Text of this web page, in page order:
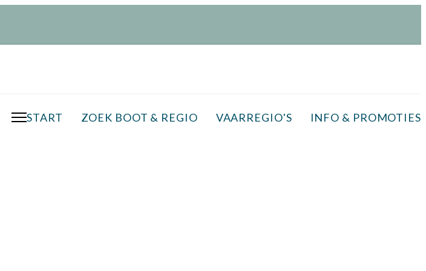
START ZOEK BOOT & REGIO VAARREGIO'S INFO & PROMOTIES